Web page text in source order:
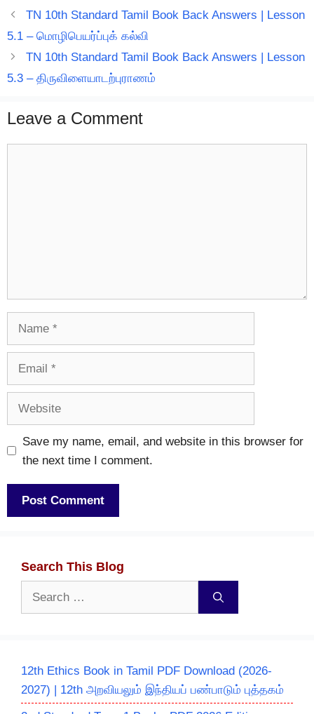
TN 10th Standard Tamil Book Back Answers | Lesson
5.1 – மொழிபெயர்ப்புக் கல்வி
TN 10th Standard Tamil Book Back Answers | Lesson
5.3 – திருவிளையாடற்புராணம்
Leave a Comment
Name
Email
Website
Save my name, email, and website in this browser for
the next time I comment.
Search This Blog
Search
12th Ethics Book in Tamil PDF Download (2026-
2027) | 12th அறவியலும் இந்தியப் பண்பாடும் புத்தகம்